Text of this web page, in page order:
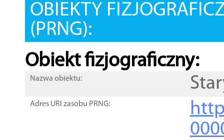
OBIEKTY
(PRNG):
Obiekt fizjograficzny:
Nazwa obiektu:
Adres URI zasobu PRNG: